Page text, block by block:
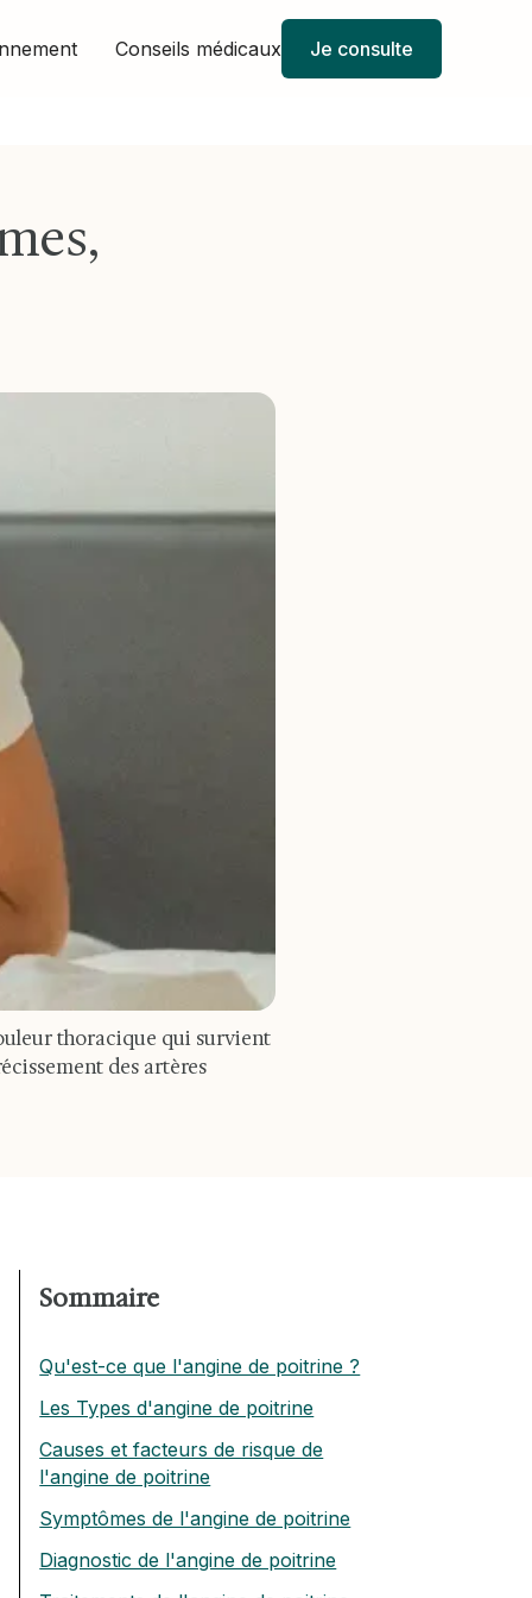
Conseils médicaux Je consulte
thoracique qui survient
des artères
Sommaire
Qu'est-ce que l'angine de poitrine ?
Les Types d'angine de poitrine
Causes et facteurs de risque de
l'angine de poitrine
Symptômes de l'angine de poitrine
Diagnostic de l'angine de poitrine